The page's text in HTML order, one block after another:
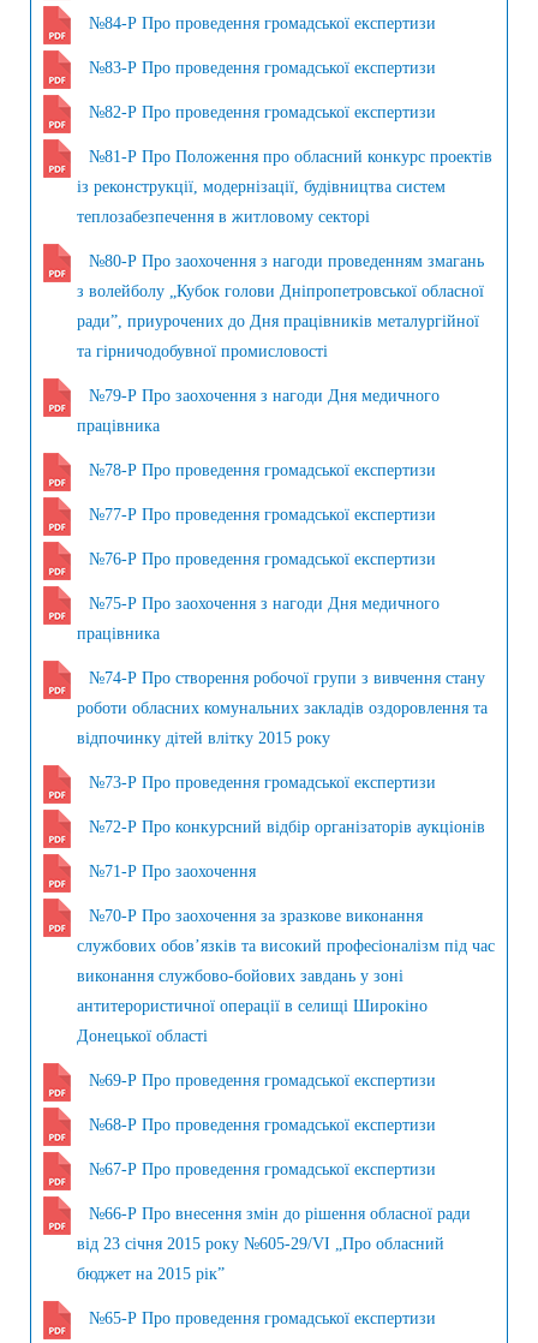
№84-Р Про проведення громадської експертизи
№83-Р Про проведення громадської експертизи
№82-Р Про проведення громадської експертизи
№81-Р Про Положення про обласний конкурс проектів
із реконструкції, модернізації, будівництва систем
теплозабезпечення в житловому секторі
№80-Р Про заохочення з нагоди проведенням змагань
з волейболу „Кубок голови Дніпропетровської обласної
ради”, приурочених до Дня працівників металургійної
та гірничодобувної промисловості
№79-Р Про заохочення з нагоди Дня медичного
працівника
№78-Р Про проведення громадської експертизи
№77-Р Про проведення громадської експертизи
№76-Р Про проведення громадської експертизи
№75-Р Про заохочення з нагоди Дня медичного
працівника
№74-Р Про створення робочої групи з вивчення стану
роботи обласних комунальних закладів оздоровлення та
відпочинку дітей влітку 2015 року
№73-Р Про проведення громадської експертизи
№72-Р Про конкурсний відбір організаторів аукціонів
№71-Р Про заохочення
№70-Р Про заохочення за зразкове виконання
службових обов’язків та високий професіоналізм під час
виконання службово-бойових завдань у зоні
антитерористичної операції в селищі Широкіно
Донецької області
№69-Р Про проведення громадської експертизи
№68-Р Про проведення громадської експертизи
№67-Р Про проведення громадської експертизи
№66-Р Про внесення змін до рішення обласної ради
від 23 січня 2015 року №605-29/VI „Про обласний
бюджет на 2015 рік”
№65-Р Про проведення громадської експертизи